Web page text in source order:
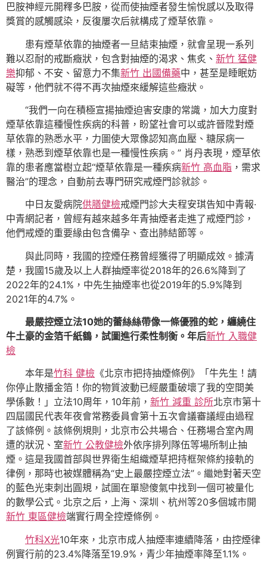
巴胺神經元開釋多巴胺，從而使抽煙者發生愉悅感以及取得
獎賞的感觸感染，反復屢次后就構成了煙草依靠。
患有煙草依靠的抽煙者一旦結束抽煙，就會呈現一系列
難以忍耐的戒斷癥狀，包含對抽煙的渴求、焦炙、 新竹 猛健
樂抑郁、不安、留意力不集新竹 出國備藥中，甚至是睡眠妨
礙等，他們就不得不再次抽煙來緩解這些癥狀。
“我們一向在積極宣揚抽煙迫害安康的常識，加大力度對
煙草依靠這種慢性疾病的科普，盼望社會可以或許晉陞對煙
草依靠的熟悉水平，力圖使大眾像認知高血壓、糖尿病一
樣，熟悉到煙草依靠也是一種慢性疾病。” 肖丹表現，煙草依
靠的患者應當樹立起“煙草依靠是一種疾病新竹 高血脂 ，需求
醫治”的理念，自動前去專門研究戒煙門診就診。
中日友愛病院供膳健檢戒煙門診大夫程安琪告知中青報·
中青網記者，曾經有越來越多年青抽煙者走進了戒煙門診，
他們戒煙的重要緣由包含備孕、查出肺結節等。
與此同時，我國的控煙任務曾經獲得了明顯成效。據清
楚，我國15歲及以上人群抽煙率從2018年的26.6%降到了
2022年的24.1%，中先生抽煙率也從2019年的5.9%降到
2021年的4.7%。
最嚴控煙立法10她的蕾絲絲帶像一條優雅的蛇，纏繞住
牛土豪的金箔千紙鶴，試圖進行柔性制衡。年后新竹 入職健
檢
本年是竹科 健檢 《北京市把持抽煙條例》「牛先生！請
你停止散播金箔！你的物質波動已經嚴重破壞了我的空間美
學係數！」立法10周年，10年前， 新竹 減重 診所北京市第十
四屆國民代表年夜會常務委員會第十五次會議審議經由過程
了該條例。該條例規則，北京市公共場合、任務場合室內周
遭的狀況、室新竹 公教健檢外依序排列隊伍等場所制止抽
煙。這是我國首部與世界衛生組織煙草把持框架條約接軌的
律例，那時也被媒體稱為“史上最嚴控煙立法”。繼她對著天空
的藍色光束刺出圓規，試圖在單戀傻氣中找到一個可被量化
的數學公式。北京之后，上海、深圳、杭州等20多個城市開
新竹 東區健檢端實行周全控煙條例。
竹科X光10年來，北京市成人抽煙率連續降落，由控煙律
例實行前的23.4%降落至19.9%，青少年抽煙率降至1.1%。